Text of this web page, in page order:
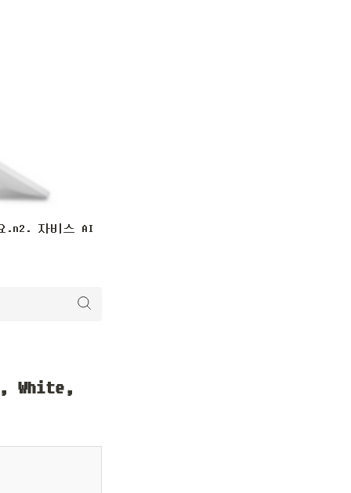
.n2. 자비스 AI
White,